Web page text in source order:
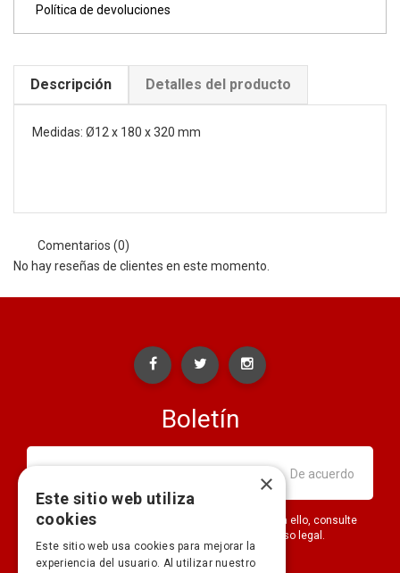
Política de devoluciones
Descripción Detalles del producto
Medidas: Ø12 x 180 x 320 mm
Comentarios (0)
No hay reseñas de clientes en este momento.
Boletín
Puede darse de baja en cualquier momento. Para ello, consulte
nuestra información de contacto en el aviso legal.
×
Este sitio web utiliza
cookies
Este sitio web usa cookies para mejorar la
experiencia del usuario. Al utilizar nuestro